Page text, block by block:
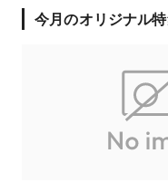
「ザ テラスヴィラ」の2
27年2月迄の挙式：最大
27年3月～4月迄の挙式
27年5月～6月迄の挙式
※日柄・時期・時間・
＜お申込ご検討のお客
今月のオリジナル